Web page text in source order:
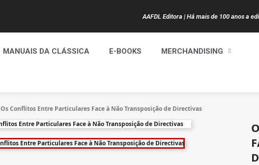
AAFDL Editora | Há mais de 100 anos a
MANUAIS DA CLÁSSICA E-BOOKS MERCHANDISING
Os Conflitos Entre Particulares Face à Não Transposição de Directivas